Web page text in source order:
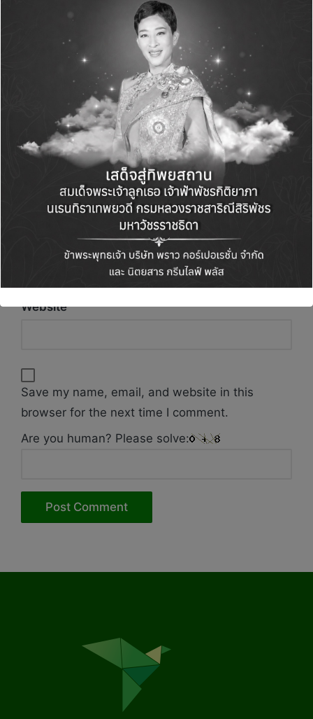
Name*
Website
Save my name, email, and website in this
browser for the next time I comment.
Are you human? Please solve: